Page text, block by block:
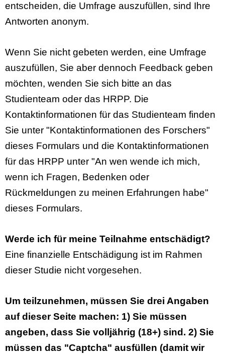
entscheiden, die Umfrage auszufüllen, sind Ihre
Antworten anonym.
Wenn Sie nicht gebeten werden, eine Umfrage
auszufüllen, Sie aber dennoch Feedback geben
möchten, wenden Sie sich bitte an das
Studienteam oder das HRPP. Die
Kontaktinformationen für das Studienteam finden
Sie unter "Kontaktinformationen des Forschers"
dieses Formulars und die Kontaktinformationen
für das HRPP unter "An wen wende ich mich,
wenn ich Fragen, Bedenken oder
Rückmeldungen zu meinen Erfahrungen habe"
dieses Formulars.
Werde ich für meine Teilnahme entschädigt?
Eine finanzielle Entschädigung ist im Rahmen
dieser Studie nicht vorgesehen.
Um teilzunehmen, müssen Sie drei Angaben
auf dieser Seite machen: 1) Sie müssen
angeben, dass Sie volljährig (18+) sind. 2) Sie
müssen das "Captcha" ausfüllen (damit wir